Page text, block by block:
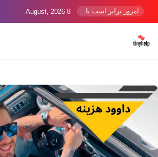
امروز برابر است با : 8 August, 2026